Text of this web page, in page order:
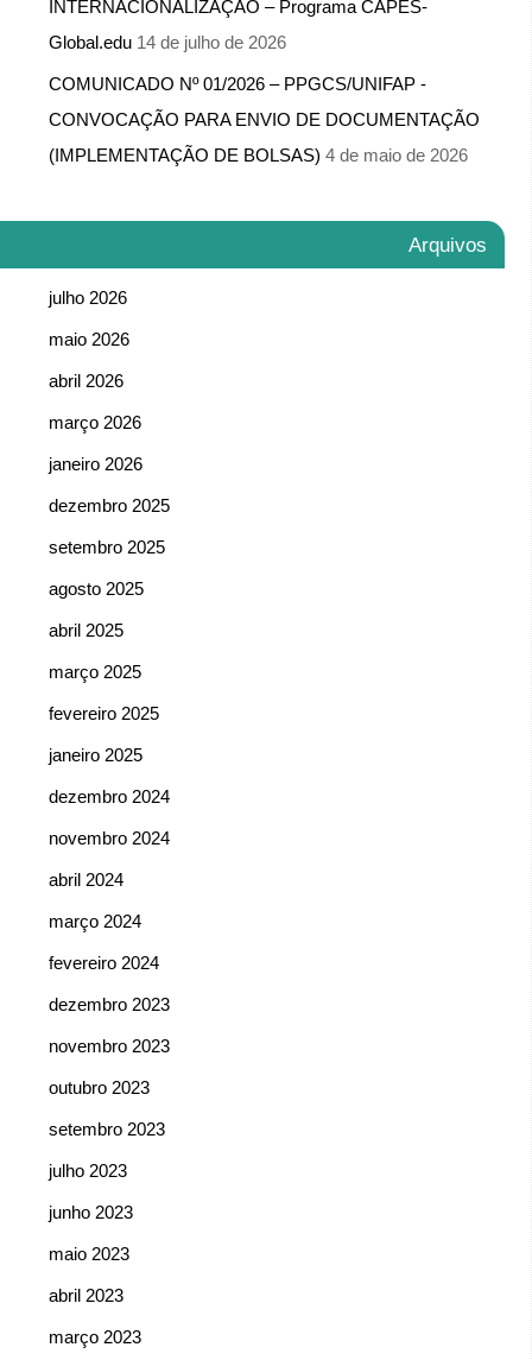
INTERNACIONALIZAÇÃO – Programa CAPES-
Global.edu 14 de julho de 2026
COMUNICADO Nº 01/2026 – PPGCS/UNIFAP -​
CONVOCAÇÃO PARA ENVIO DE DOCUMENTAÇÃO
(IMPLEMENTAÇÃO DE BOLSAS) 4 de maio de 2026
Arquivos
julho 2026
maio 2026
abril 2026
março 2026
janeiro 2026
dezembro 2025
setembro 2025
agosto 2025
abril 2025
março 2025
fevereiro 2025
janeiro 2025
dezembro 2024
novembro 2024
abril 2024
março 2024
fevereiro 2024
dezembro 2023
novembro 2023
outubro 2023
setembro 2023
julho 2023
junho 2023
maio 2023
abril 2023
março 2023